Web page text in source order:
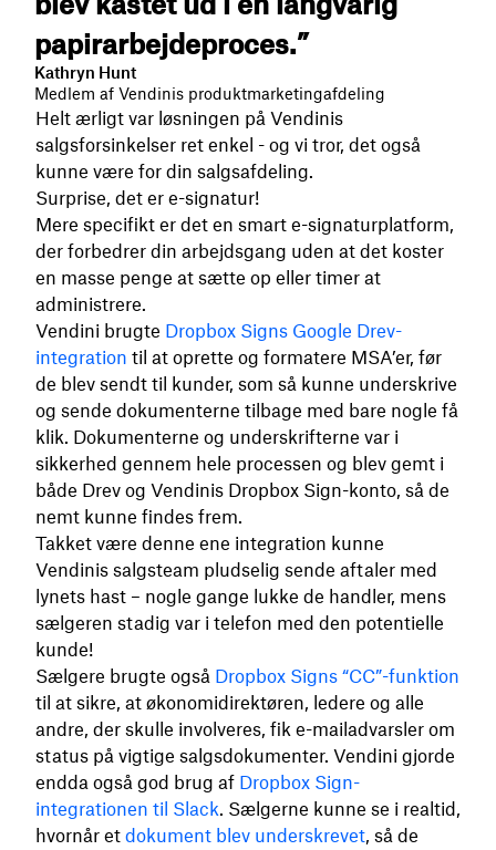
papirarbejdeproces.”
Kathryn Hunt
Medlem af Vendinis produktmarketingafdeling
Helt ærligt var løsningen på Vendinis
salgsforsinkelser ret enkel - og vi tror, det også
kunne være for din salgsafdeling.
Surprise, det er e-signatur!
Mere specifikt er det en smart e-signaturplatform,
der forbedrer din arbejdsgang uden at det koster
en masse penge at sætte op eller timer at
administrere.
Vendini brugte Dropbox Signs Google Drev-
integration til at oprette og formatere MSA’er, før
de blev sendt til kunder, som så kunne underskrive
og sende dokumenterne tilbage med bare nogle få
klik. Dokumenterne og underskrifterne var i
sikkerhed gennem hele processen og blev gemt i
både Drev og Vendinis Dropbox Sign-konto, så de
nemt kunne findes frem.
Takket være denne ene integration kunne
Vendinis salgsteam pludselig sende aftaler med
lynets hast – nogle gange lukke de handler, mens
sælgeren stadig var i telefon med den potentielle
kunde!
Sælgere brugte også Dropbox Signs “CC”-funktion
til at sikre, at økonomidirektøren, ledere og alle
andre, der skulle involveres, fik e-mailadvarsler om
status på vigtige salgsdokumenter. Vendini gjorde
endda også god brug af Dropbox Sign-
integrationen til Slack. Sælgerne kunne se i realtid,
hvornår et dokument blev underskrevet, så de